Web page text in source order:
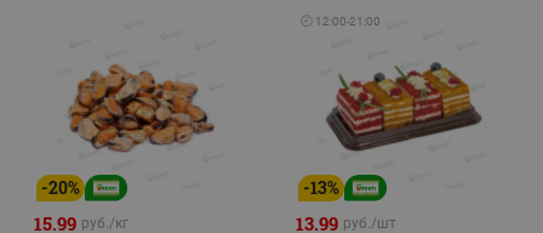
-20%
15.99 руб./кг
🕘 12:00-21:00
-13%
13.99 руб./шт